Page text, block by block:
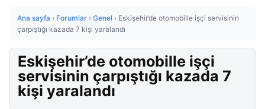
Ana sayfa › Forumlar › Genel › Eskişehir’de otomobille işçi servisinin
çarpıştığı kazada 7 kişi yaralandı
Eskişehir’de otomobille işçi
servisinin çarpıştığı kazada 7
kişi yaralandı